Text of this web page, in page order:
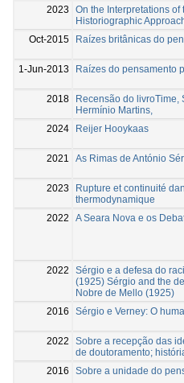
2023
On the Interpretations
Historiographic
Oct-2015
Raízes britânicas do
1-Jun-2013 Raízes do pensamento
2018
Recensão do livroTime,
Hermínio Martins,
2024
Reijer Hooykaas
2021 As Rimas de António
2023
Rupture et continuité
thermodynamique
2022
A Seara Nova e os
2022
Sérgio e a defesa do
(1925) Sérgio and the
Nobre de Mello (1925)
2016
Sérgio e Verney: O
2022
Sobre a recepção das
de doutoramento;
2016
Sobre a unidade do